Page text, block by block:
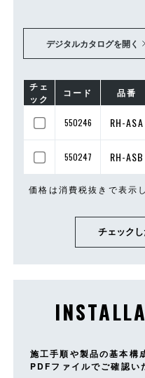
デジタルカタログを開く
チェ
ック
コード 品番
550246 RH-ASA
550247 RH-ASB
価格は消費税抜きで表示
チェック
施工手順や製品の基本構
PDFファイルでご確認い